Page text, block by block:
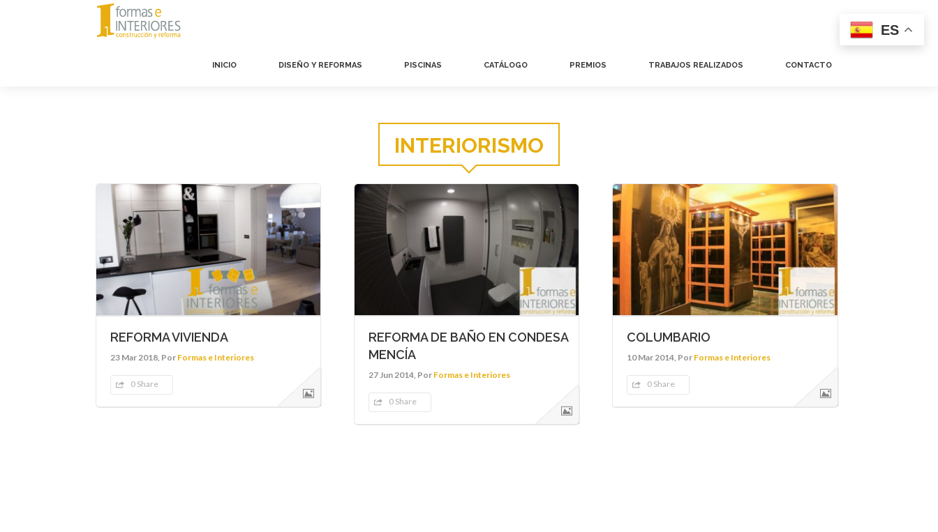
INICIO DISEÑO Y REFORMAS PISCINAS CATÁLOGO PREMIOS TRABAJOS REALIZADOS CONTACTO
INTERIORISMO
REFORMA VIVIENDA
23 Mar 2018, Por Formas e Interiores
0 Share
REFORMA DE BAÑO EN CONDESA
MENCÍA
27 Jun 2014, Por Formas e Interiores
0 Share
COLUMBARIO
10 Mar 2014, Por Formas e Interiores
0 Share
ES